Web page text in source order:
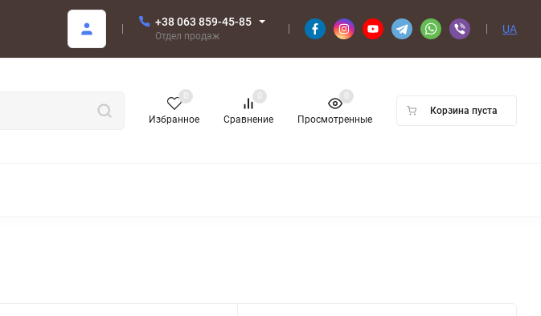
+38 063 859-45-85
Отдел продаж
UA
Избранное
0
Сравнение
0
Просмотренные
0
Корзина пуста